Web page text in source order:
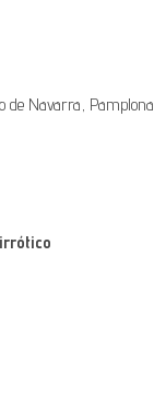
de Navarra, Pamplona